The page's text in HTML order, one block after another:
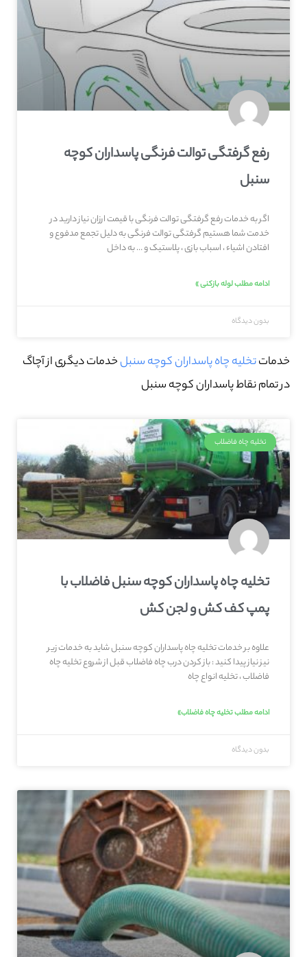
رفع گرفتگی توالت فرنگی پاسداران کوچه
سنبل
اگر به خدمات رفع گرفتگی توالت فرنگی با قیمت ارزان نیاز دارید در
خدمت شما هستیم گرفتگی توالت فرنگی به دلیل تجمع مدفوع و
افتادن اشیاء ، اسباب بازی ، پلاستیک و … به داخل
ادامه مطلب لوله بازکنی »
بدون دیدگاه
خدماتتخلیه چاه پاسداران کوچه سنبلخدمات دیگری از آچاگ
در تمام نقاط پاسداران کوچه سنبل
تخلیه چاه فاضلاب
تخلیه چاه پاسداران کوچه سنبل فاضلاب با
پمپ کف کش و لجن کش
علاوه بر خدمات تخلیه چاه پاسداران کوچه سنبل شاید به خدمات زیر
نیز نیاز پیدا کنید : باز کردن درب چاه فاضلاب قبل از شروع تخلیه چاه
فاضلاب ، تخلیه انواع چاه
ادامه مطلب تخلیه چاه فاضلاب»
بدون دیدگاه